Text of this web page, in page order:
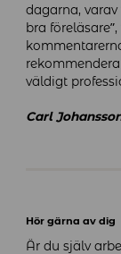
dagarna, varav
bra
väldigt
Carl
Hör gärna av dig
Är du själv